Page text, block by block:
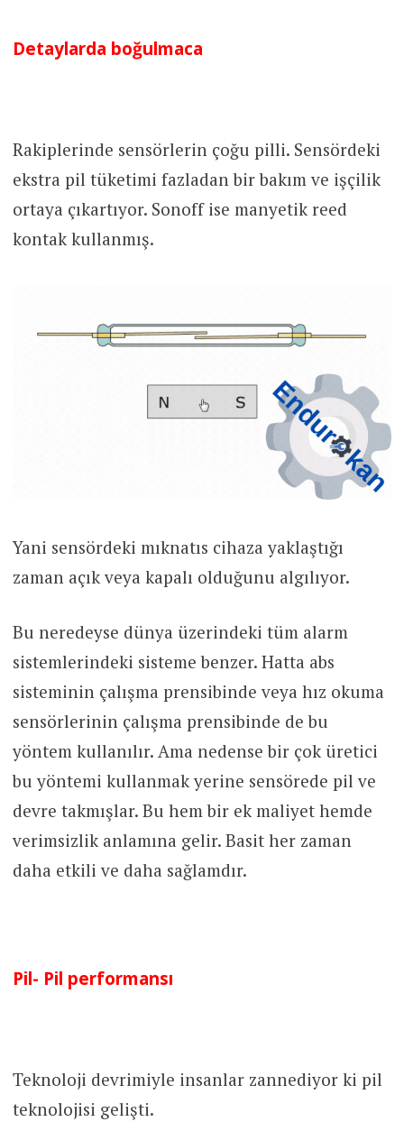
Detaylarda boğulmaca
Rakiplerinde sensörlerin çoğu pilli. Sensördeki
ekstra pil tüketimi fazladan bir bakım ve işçilik
ortaya çıkartıyor. Sonoff ise manyetik reed
kontak kullanmış.
Yani sensördeki mıknatıs cihaza yaklaştığı
zaman açık veya kapalı olduğunu algılıyor.
Bu neredeyse dünya üzerindeki tüm alarm
sistemlerindeki sisteme benzer. Hatta abs
sisteminin çalışma prensibinde veya hız okuma
sensörlerinin çalışma prensibinde de bu
yöntem kullanılır. Ama nedense bir çok üretici
bu yöntemi kullanmak yerine sensörede pil ve
devre takmışlar. Bu hem bir ek maliyet hemde
verimsizlik anlamına gelir. Basit her zaman
daha etkili ve daha sağlamdır.
Pil- Pil performansı
Teknoloji devrimiyle insanlar zannediyor ki pil
teknolojisi gelişti.